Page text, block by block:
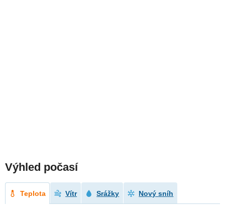
Výhled počasí
Teplota Vítr Srážky Nový sníh